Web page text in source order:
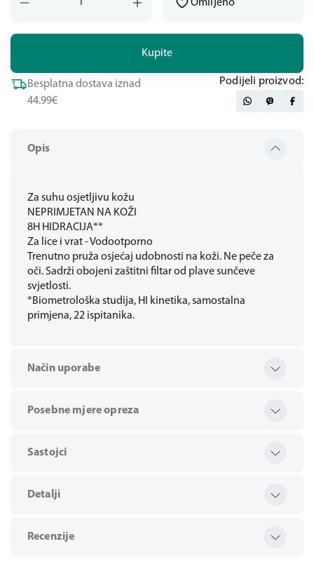
Opis
Za suhu osjetljivu kožu
NEPRIMJETAN NA KOŽI
8H HIDRACIJA**
Za lice i vrat - Vodootporno
Trenutno pruža osjećaj udobnosti na koži. Ne peče za
oči. Sadrži obojeni zaštitni filtar od plave sunčeve
svjetlosti.
*Biometrološka studija, HI kinetika, samostalna
primjena, 22 ispitanika.
Način uporabe
Posebne mjere opreza
Sastojci
Detalji
Recenzije
Kupite
Omiljeno
Besplatna dostava iznad
44.99€
Podijeli proizvod: